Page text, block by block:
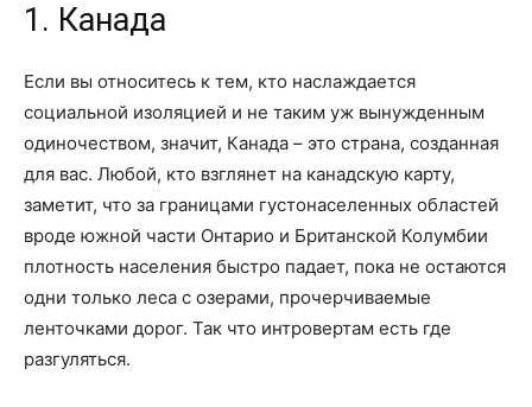
1. Канада
Если вы относитесь к тем, кто наслаждается
социальной изоляцией и не таким уж вынужденным
одиночеством, значит, Канада – это страна, созданная
для вас. Любой, кто взглянет на канадскую карту,
заметит, что за границами густонаселенных областей
вроде южной части Онтарио и Британской Колумбии
плотность населения быстро падает, пока не остаются
одни только леса с озерами, прочерчиваемые
ленточками дорог. Так что интровертам есть где
разгуляться.